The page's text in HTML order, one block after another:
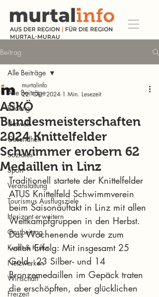
Beitrag
Alle Beiträge
Bildung
Umwelt
Gesundheit
Soziales
Sport
Veranstaltung
Tourismus Ausflugsziele
Horizont erweitern
Gastbeitrag
Kunst & Kultur
Netzwerken
Wirtschaft
Freizeit
Alle Beiträge
ASKÖ
Bundesmeisterschaften
2024 Knittelfelder
Schwimmer erobern 62
Medaillen in Linz
murtalinfo
22. Okt. 2024 1 Min. Lesezeit
Traditionell startete der Knittelfelder
ATUS Knittelfeld Schwimmverein
beim Saisonauftakt in Linz mit allen
Wettkampfgruppen in den Herbst.
Das Wochenende wurde zum
vollen Erfolg: Mit insgesamt 25
Gold-, 23 Silber- und 14
Bronzemedaillen im Gepäck traten
die erschöpften, aber glücklichen